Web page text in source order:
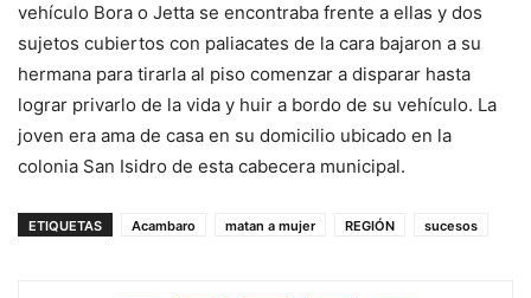
vehículo Bora o Jetta se encontraba frente a ellas y dos
sujetos cubiertos con paliacates de la cara bajaron a su
hermana para tirarla al piso comenzar a disparar hasta
lograr privarlo de la vida y huir a bordo de su vehículo. La
joven era ama de casa en su domicilio ubicado en la
colonia San Isidro de esta cabecera municipal.
ETIQUETAS Acambaro matan a mujer REGIÓN sucesos